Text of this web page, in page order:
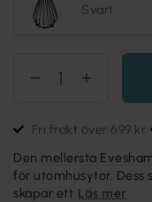
Svart
Fri frakt över 699 kr
Den mellersta
för utomhusytor. Dess
skapar ett Läs mer